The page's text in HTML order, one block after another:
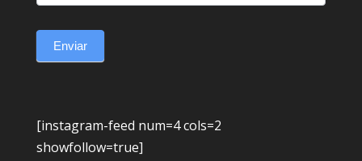
Enviar
[instagram-feed num=4 cols=2
showfollow=true]